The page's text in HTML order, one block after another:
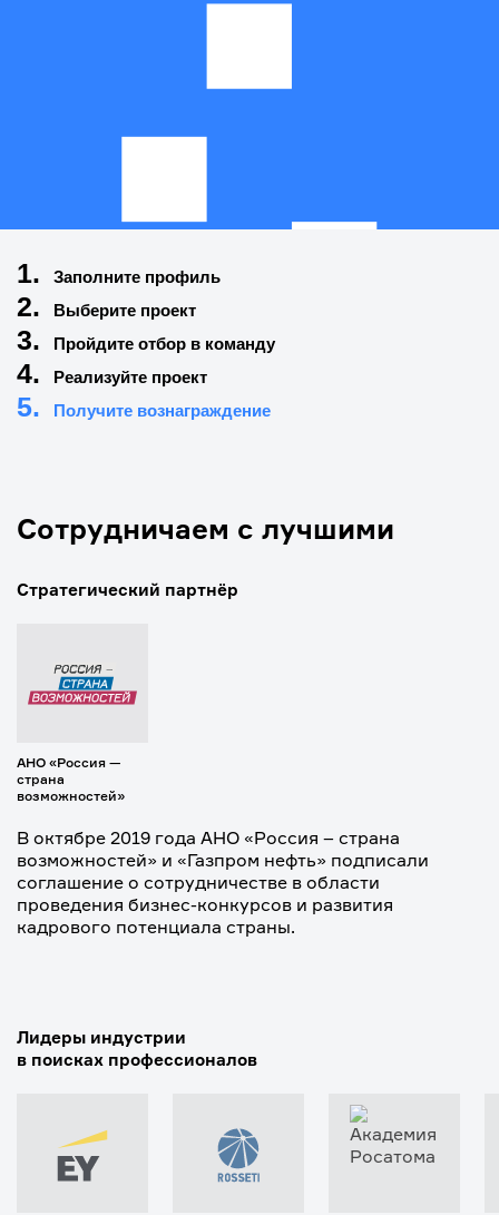
Заполните профиль
Выберите проект
Пройдите отбор в команду
Реализуйте проект
Получите вознаграждение
Сотрудничаем с лучшими
Стратегический партнёр
АНО «Россия —
страна
возможностей»
В октябре 2019 года АНО «Россия – страна
возможностей» и «Газпром нефть» подписали
соглашение о сотрудничестве в области
проведения бизнес-конкурсов и развития
кадрового потенциала страны.
Лидеры индустрии
в поисках профессионалов